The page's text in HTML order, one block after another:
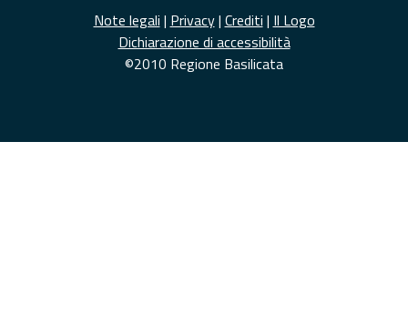
Note legali | Privacy| Crediti | Il Logo
Dichiarazione di accessibilità
©2010 Regione Basilicata